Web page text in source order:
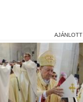
ajánlott